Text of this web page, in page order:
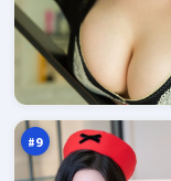
#9
雨
浮
生
记
92
万